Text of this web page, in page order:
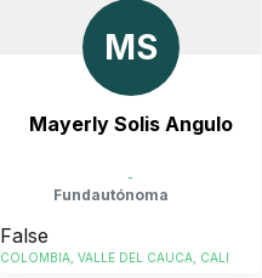
MS
Mayerly Solis Angulo
-
Fundautónoma
False
COLOMBIA, VALLE DEL CAUCA, CALI